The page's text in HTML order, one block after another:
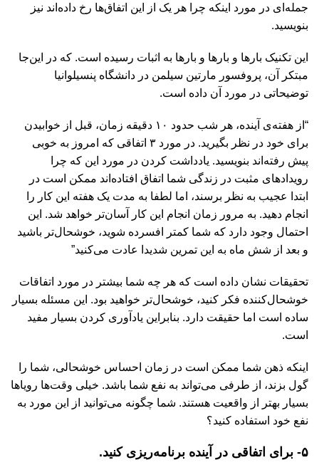
جمله‌ای در مورد اینکه چرا هر یک از این اتفاق‌ها رخ داده‌اند نیز
بنویسید.
این تکنیک بارها و بارها و بارها به اثبات رسیده است. که در این‌جا
مبتکر آن، پروفسور مارتین سیلمن در دانشگاه پنسیلوانیا
توضیحاتی در مورد آن داده است.
“از هفته‌ی آینده، هر شب حدود ۱۰ دقیقه زمان، قبل از خوابیدن
برای خود در نظر بگیرید. در مورد ۳ اتفاقی که امروز به خوبی
پیش رفته‌اند بنویسید. یادداشت کردن در مورد این که چرا
رویدادهای مثبت در زندگی شما اتفاق افتاده‌اند ممکن است در
ابتدا عجیب به نظر برسند، اما لطفا به مدت یک هفته این کار را
انجام دهید. به مرور زمان انجام این کار آسا‌ن‌تر خواهد شد. این
احتمال وجود دارد که شما کمتر افسرده شوید، خوشحال‌تر باشید
و بعد از شش ماه به این تمرین شدیدا عادت می‌کنید”
تحقیقات نشان داده است که هر چه شما بیشتر در مورد اتفاقات
خوشحال‌کننده فکر کنید، خوشحال‌تر خواهید بود. این مسئله بسیار
ساده است اما حقیقت دارد. بنابراین یادآوری کردن بسیار مفید
است.
اینکه ذهن شما ممکن است در زمان احساس خوشحالی، شما را
گول بزند، از طرفی می‌تواند به نفع شما باشد. خیلی وقت‌ها رویاها
بسیار بهتر از واقعیت هستند. شما چگونه می‌توانید از این مورد به
نفع خود استفاده کنید؟
۵- برای اتفاقی در آینده برنامه‌ریزی کنید.